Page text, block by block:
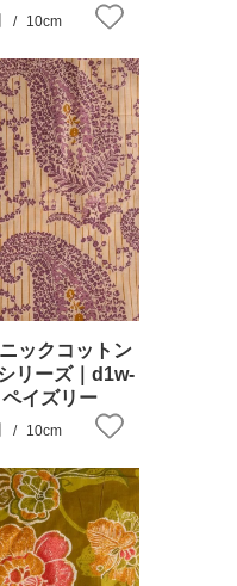
10cm
ックコットン
リーズ｜d1w-
イズリー
10cm